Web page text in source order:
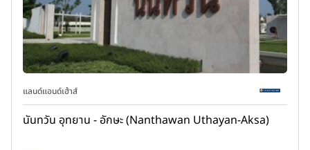
แลนด์แอนด์เฮ้าส์
นันทวัน อุทยาน - อักษะ (Nanthawan Uthayan-Aksa)